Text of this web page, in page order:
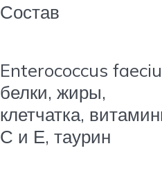
Состав
Enterococcus
белки, жиры,
клетчатка,
С и Е, таурин